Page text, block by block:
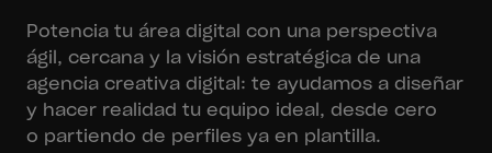
Potencia tu área digital con una perspectiva
ágil, cercana y la visión estratégica de una
agencia creativa digital: te ayudamos a diseñar
y hacer realidad tu equipo ideal, desde cero
o partiendo de perfiles ya en plantilla.